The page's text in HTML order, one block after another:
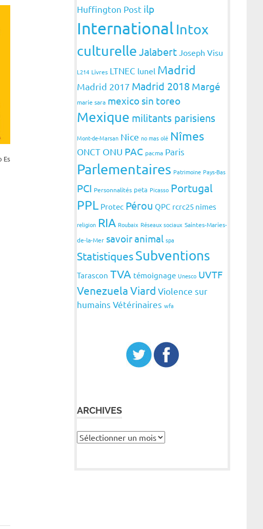
Es
Huffington Post ilp
International Intox
culturelle Jalabert Joseph Visu
L214 Livres LTNEC lunel Madrid
Madrid 2017 Madrid 2018 Margé
marie sara mexico sin toreo
Mexique militants parisiens
Mont-de-Marsan Nice no mas olé Nîmes
ONCT ONU PAC pacma Paris
Parlementaires Patrimoine Pays-Bas
PCI Personnalités peta Picasso Portugal
PPL Protec Pérou QPC rcrc25 nimes
religion RIA Roubaix Réseaux sociaux Saintes-Maries-
de-la-Mer savoir animal spa
StatistiquesSubventions
Tarascon TVA témoignage Unesco UVTF
VenezuelaViard Violence sur
humains Vétérinaires wfa
ARCHIVES
Archives